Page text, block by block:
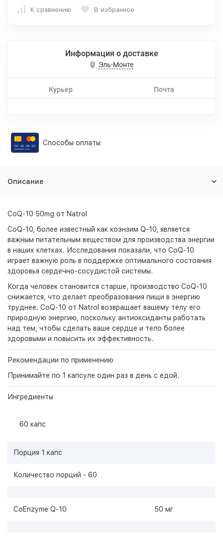
К сравнению В избранное
Информация о доставке
Эль-Монте
Курьер Почта
Способы оплаты
Описание
CoQ-10 50mg от Natrol
CoQ-10, более известный как коэнзим Q-10, является
важным питательным веществом для производства энергии
в наших клетках. Исследования показали, что CoQ-10
играет важную роль в поддержке оптимального состояния
здоровья сердечно-сосудистой системы.
Когда человек становится старше, производство CoQ-10
снижается, что делает преобразования пищи в энергию
труднее. CoQ-10 от Natrol возвращает вашему телу его
природную энергию, поскольку антиоксиданты работать
над тем, чтобы сделать ваше сердце и тело более
здоровыми и повысить их эффективность.
Рекомендации по применению
Принимайте по 1 капсуле один раз в день с едой.
Ингредиенты
60 капс
Порция 1 капс
Количество порций - 60
CoEnzyme Q-10 50 мг